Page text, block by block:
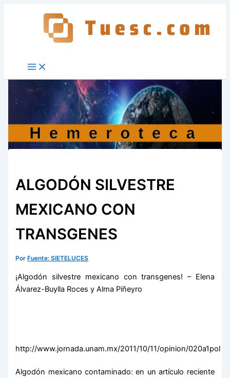
ALGODÓN SILVESTRE
MEXICANO CON
TRANSGENES
Por Fuente: SIETELUCES
¡Algodón silvestre mexicano con transgenes! – Elena
Álvarez-Buylla Roces y Alma Piñeyro
http://www.jornada.unam.mx/2011/10/11/opinion/020a1pol
Algodón mexicano contaminado: en un artículo reciente